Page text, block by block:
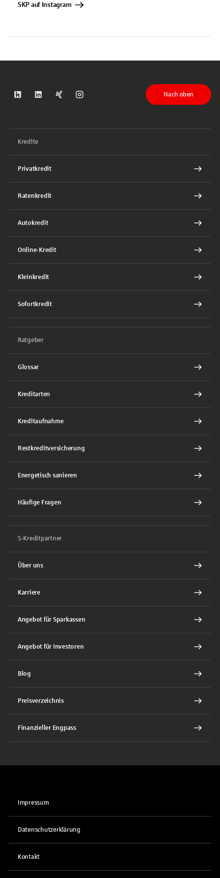
SKP auf Instagram
S-Kreditpartner auf Kununu
S-Kreditpartner auf LinkedIn
S-Kreditpartner auf Xing
S-Kreditpartner auf Instagram
Nach oben
Kredite
Privatkredit
Ratenkredit
Autokredit
Online-Kredit
Kleinkredit
Sofortkredit
Ratgeber
Glossar
Kreditarten
Kreditaufnahme
Restkreditversicherung
Energetisch sanieren
Häufige Fragen
S-Kreditpartner
Über uns
Karriere
Angebot für Sparkassen
Angebot für Investoren
Blog
Preisverzeichnis
Finanzieller Engpass
Impressum
Datenschutzerklärung
Kontakt